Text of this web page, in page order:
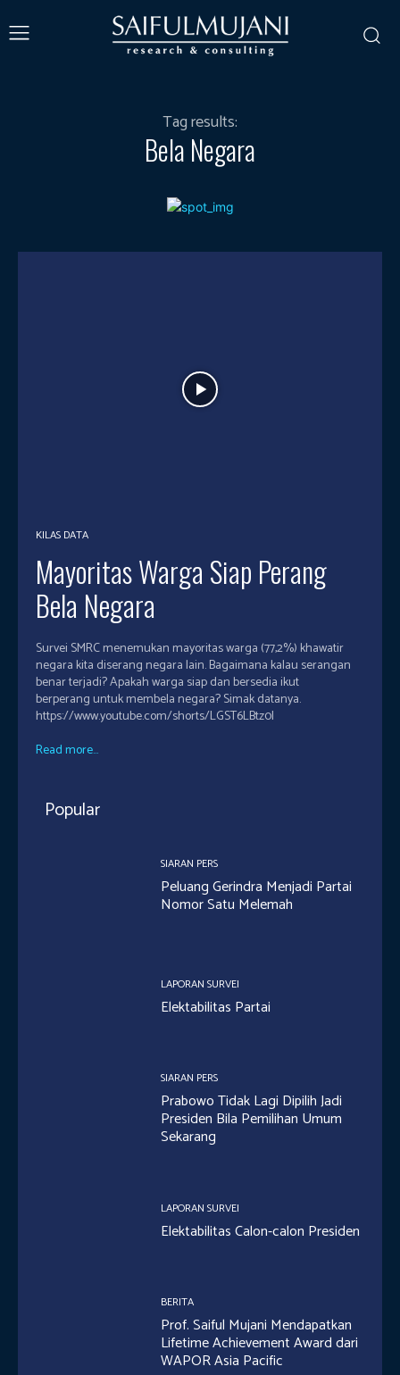
Tag results:
Bela Negara
KILAS DATA
Mayoritas Warga Siap Perang
Bela Negara
Survei SMRC menemukan mayoritas warga (77,2%) khawatir
negara kita diserang negara lain. Bagaimana kalau serangan
benar terjadi? Apakah warga siap dan bersedia ikut
berperang untuk membela negara? Simak datanya.
https://www.youtube.com/shorts/LGST6LBtz0I
Read more...
Popular
SIARAN PERS
Peluang Gerindra Menjadi Partai
Nomor Satu Melemah
LAPORAN SURVEI
Elektabilitas Partai
SIARAN PERS
Prabowo Tidak Lagi Dipilih Jadi
Presiden Bila Pemilihan Umum
Sekarang
LAPORAN SURVEI
Elektabilitas Calon-calon Presiden
BERITA
Prof. Saiful Mujani Mendapatkan
Lifetime Achievement Award dari
WAPOR Asia Pacific